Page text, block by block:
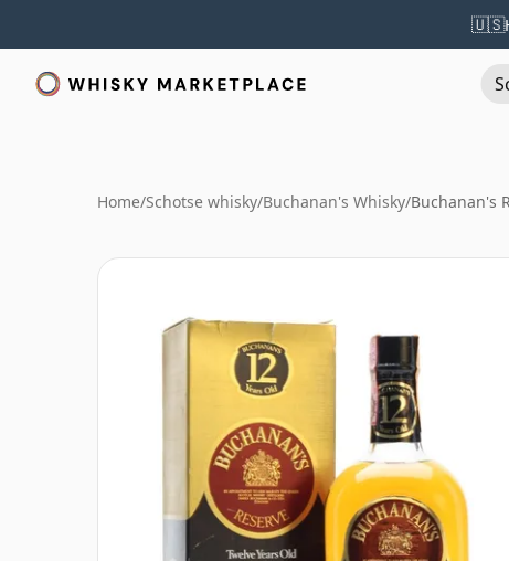
🇺🇸
Home/Schotse whisky/Buchanan's Whisky/Buchanan's